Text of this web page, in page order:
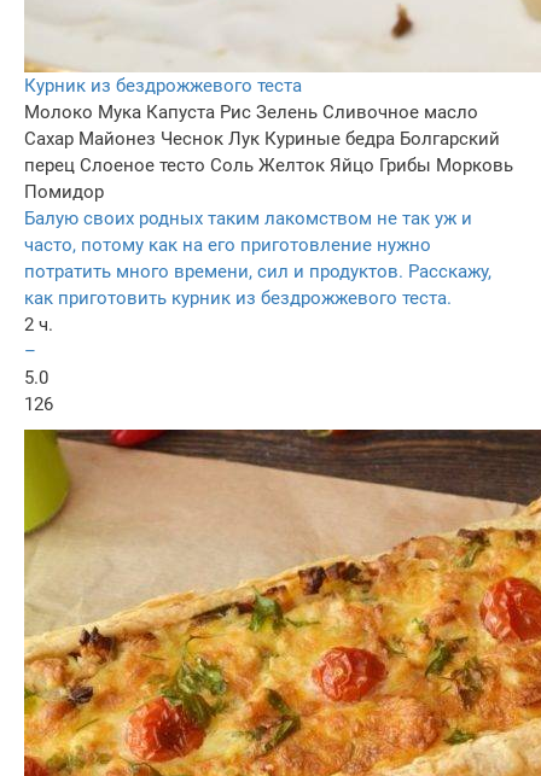
Курник из бездрожжевого теста
Молоко Мука Капуста Рис Зелень Сливочное масло
Сахар Майонез Чеснок Лук Куриные бедра Болгарский
перец Слоеное тесто Соль Желток Яйцо Грибы Морковь
Помидор
Балую своих родных таким лакомством не так уж и
часто, потому как на его приготовление нужно
потратить много времени, сил и продуктов. Расскажу,
как приготовить курник из бездрожжевого теста.
2 ч.
–
5.0
126